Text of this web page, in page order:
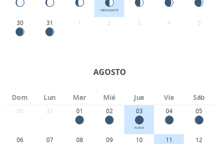
MENGUANTE
30 31 1 2 3 4 5
AGOSTO
Dom Lun Mar Mié Jue Vie Sáb
30 31 01 02 03
NUEVA
04 05
06 07 08 09 10 11 12